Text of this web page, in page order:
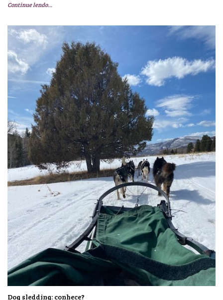
Continue lendo…
Dog sledding: conhece?